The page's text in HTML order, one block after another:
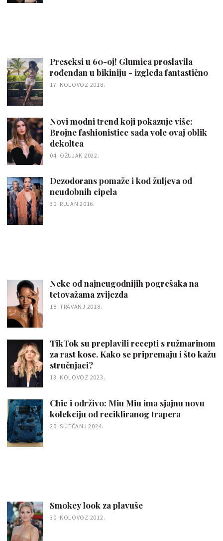
Preseksi u 60-oj! Glumica proslavila
rođendan u bikiniju - izgleda fantastično
17. KOLOVOZ 2018.
Novi modni trend koji pokazuje više:
Brojne fashionistice sada vole ovaj oblik
dekoltea
04. OŽUJAK 2022.
Dezodorans pomaže i kod žuljeva od
neudobnih cipela
30. RUJAN 2016.
Neke od najneugodnijih pogrešaka na
tetovažama zvijezda
18. TRAVANJ 2018.
TikTok su preplavili recepti s ružmarinom
za rast kose. Kako se pripremaju i što kažu
stručnjaci?
13. KOLOVOZ 2023.
Chic i održivo: Miu Miu ima sjajnu novu
kolekciju od recikliranog trapera
20. SIJEČANJ 2024.
Smokey look za plavuše
30. KOLOVOZ 2012.